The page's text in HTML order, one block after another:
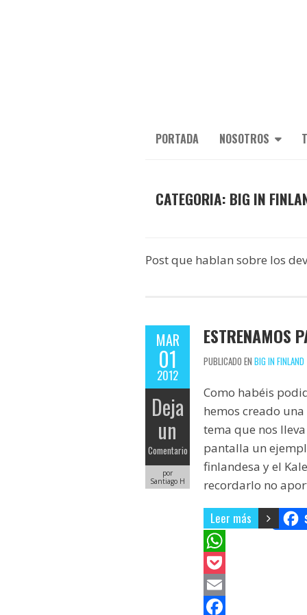
PORTADA NOSOTROS
CATEGORIA: BIG IN
Post que hablan sobre los
MAR
01
2012
Deja
un
Comentario
por
Santiago H
ESTRENAMOS
PUBLICADO EN BIG IN FINLAND
Como habéis
hemos creado
tema que nos
pantalla un
finlandesa y el
recordarlo no
Leer más
W
h
a
P
oE